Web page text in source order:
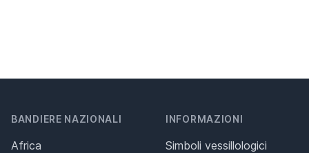
BANDIERE NAZIONALI
Africa
INFORMAZIONI
Simboli vessillologici